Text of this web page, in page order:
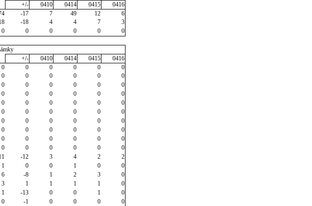
+/-
0410 0414 0415
0416
-17 7 49 12
6
-18 4 4 7
3
0 0 0 0 0
0
+/-
0410 0414 0415
0416
0 0 0 0 0
0
0 0 0 0 0
0
0 0 0 0 0
0
0 0 0 0 0
0
0 0 0 0 0
0
0 0 0 0 0
0
0 0 0 0 0
0
0 0 0 0 0
0
0 0 0 0 0
0
0 0 0 0 0
0
-12 3 4 2
2
1 0 0 1 0
0
6 -8 1 2 3
0
3 1 1 1 1
0
1 -13 0 0 1
0
0 -1 0 0 0
0